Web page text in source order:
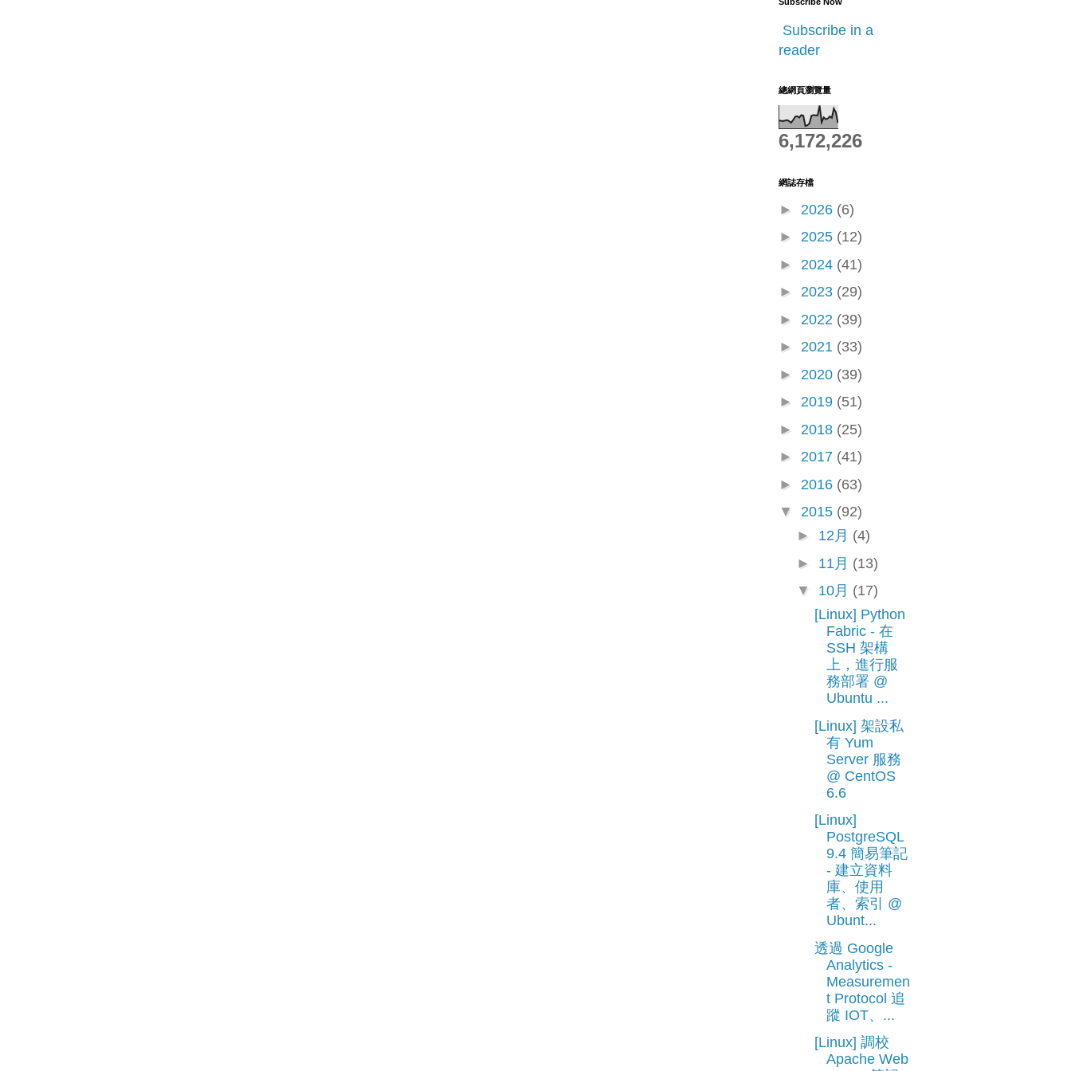
Subscribe in a
reader
總網頁瀏覽量
6,172,226
網誌存檔
► 2026 (6)
► 2025 (12)
► 2024 (41)
► 2023 (29)
► 2022 (39)
► 2021 (33)
► 2020 (39)
► 2019 (51)
► 2018 (25)
► 2017 (41)
► 2016 (63)
▼ 2015 (92)
► 12月 (4)
► 11月 (13)
▼ 10月 (17)
[Linux] Python
Fabric - 在
SSH 架構
上，進行服
務部署 @
Ubuntu ...
[Linux] 架設私
有 Yum
Server 服務
@ CentOS
6.6
[Linux]
PostgreSQL
9.4 簡易筆記
- 建立資料
庫、使用
者、索引 @
Ubunt...
透過 Google
Analytics -
Measuremen
t Protocol 追
蹤 IOT、...
[Linux] 調校
Apache Web